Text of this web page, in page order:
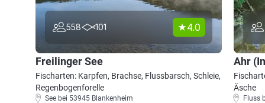
558 101 4.0
Freilinger See
Fischarten: Karpfen, Brachse, Flussbarsch, Schleie,
Regenbogenforelle
See bei 53945 Blankenheim
Ahr
Äsche
Fluss